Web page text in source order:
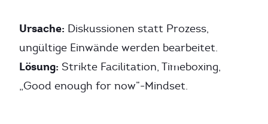
Ursache: Diskussionen statt Prozess,
ungültige Einwände werden bearbeitet.
Lösung: Strikte Facilitation, Timeboxing,
„Good enough for now”-Mindset.